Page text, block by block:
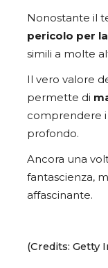
Nonostante il
pericolo per
simili a molte
Il vero valore
permette di
comprendere i
profondo.
Ancora una
fantascienza,
affascinante.
(Credits: Getty